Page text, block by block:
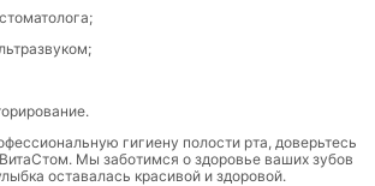
гигиену полости рта, доверьтесь
Мы заботимся о здоровье ваших зубов
оставалась красивой и здоровой.